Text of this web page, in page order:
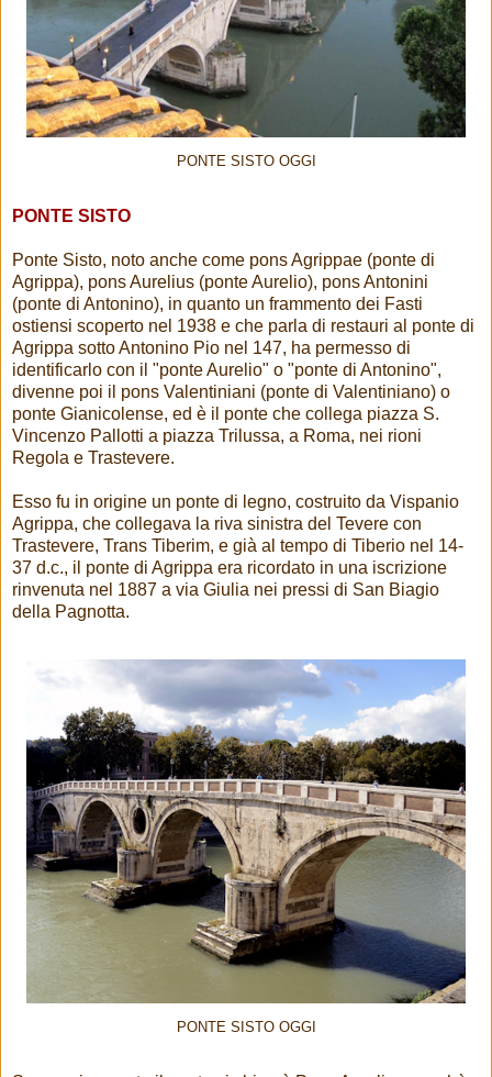
PONTE SISTO OGGI
PONTE SISTO
Ponte Sisto, noto anche come pons Agrippae (ponte di
Agrippa), pons Aurelius (ponte Aurelio), pons Antonini
(ponte di Antonino), in quanto un frammento dei Fasti
ostiensi scoperto nel 1938 e che parla di restauri al ponte di
Agrippa sotto Antonino Pio nel 147, ha permesso di
identificarlo con il "ponte Aurelio" o "ponte di Antonino",
divenne poi il pons Valentiniani (ponte di Valentiniano) o
ponte Gianicolense, ed è il ponte che collega piazza S.
Vincenzo Pallotti a piazza Trilussa, a Roma, nei rioni
Regola e Trastevere.
Esso fu in origine un ponte di legno, costruito da Vispanio
Agrippa, che collegava la riva sinistra del Tevere con
Trastevere, Trans Tiberim, e già al tempo di Tiberio nel 14-
37 d.c., il ponte di Agrippa era ricordato in una iscrizione
rinvenuta nel 1887 a via Giulia nei pressi di San Biagio
della Pagnotta.
PONTE SISTO OGGI